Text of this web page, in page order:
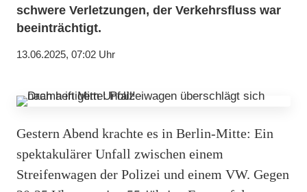
schwere Verletzungen, der Verkehrsfluss war
beeinträchtigt.
13.06.2025, 07:02 Uhr
Gestern Abend krachte es in Berlin-Mitte: Ein
spektakulärer Unfall zwischen einem
Streifenwagen der Polizei und einem VW. Gegen